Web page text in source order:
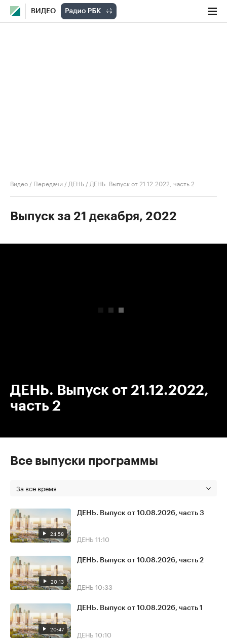
ВИДЕО
Видео / Передачи / ДЕНЬ / ДЕНЬ. Выпуск от 21.12.2022, часть 2
Выпуск за 21 декабря, 2022
ДЕНЬ. Выпуск от 21.12.2022,
часть 2
Все выпуски программы
За все время
24:58
ДЕНЬ. Выпуск от 10.08.2026, часть 3
ДЕНЬ 11:10
20:13
ДЕНЬ. Выпуск от 10.08.2026, часть 2
ДЕНЬ 10:33
20:47
ДЕНЬ. Выпуск от 10.08.2026, часть 1
ДЕНЬ 10:10